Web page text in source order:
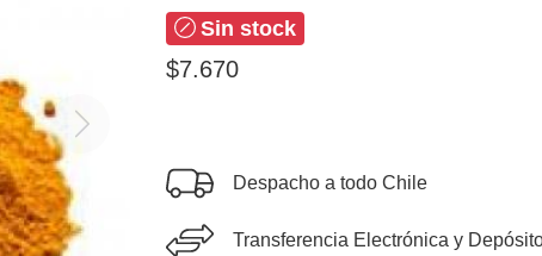
Next
Sin stock
$7.670
Despacho a todo Chile
Transferencia Electrónica y